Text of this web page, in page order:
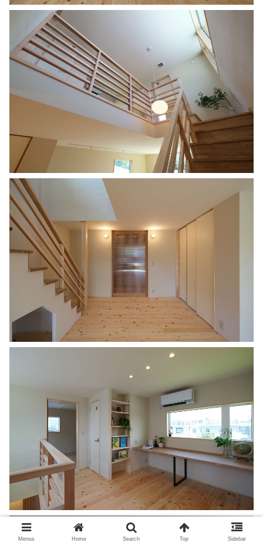
Menus Home Search Top Sidebar